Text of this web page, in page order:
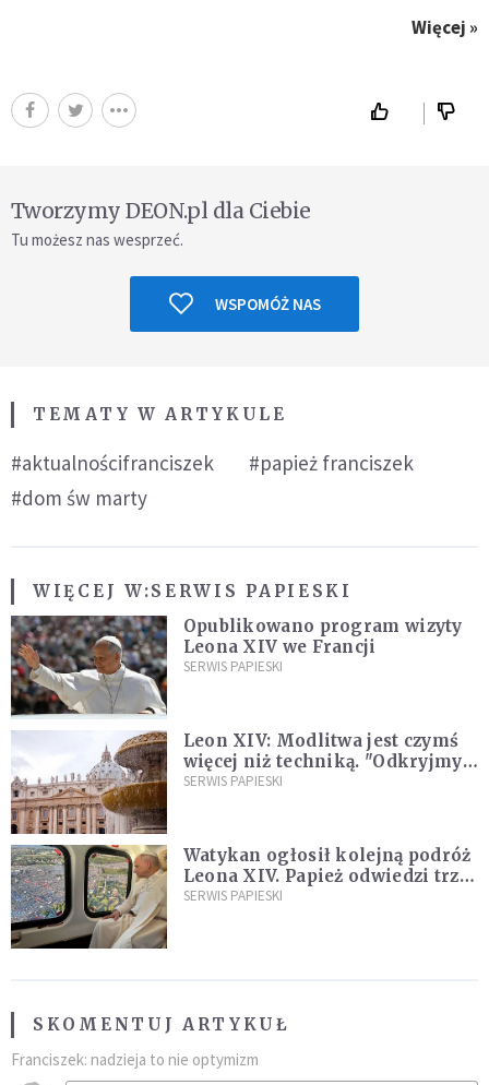
Więcej »
Tworzymy DEON.pl dla Ciebie
Tu możesz nas wesprzeć.
WSPOMÓŻ NAS
TEMATY W ARTYKULE
#aktualnościfranciszek
#papież franciszek
#dom św marty
WIĘCEJ W:SERWIS PAPIESKI
Opublikowano program wizyty
Leona XIV we Francji
SERWIS PAPIESKI
Leon XIV: Modlitwa jest czymś
więcej niż techniką. "Odkryjmy
ją na nowo"
SERWIS PAPIESKI
Watykan ogłosił kolejną podróż
Leona XIV. Papież odwiedzi trzy
kraje Ameryki Południowej
SERWIS PAPIESKI
SKOMENTUJ ARTYKUŁ
Franciszek: nadzieja to nie optymizm